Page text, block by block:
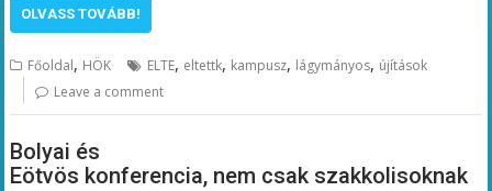
OLVASS TOVÁBB!
Főoldal, HÖK ELTE, eltettk, kampusz, lágymányos, újítások
Leave a comment
Bolyai és
Eötvös konferencia, nem csak szakkolisoknak